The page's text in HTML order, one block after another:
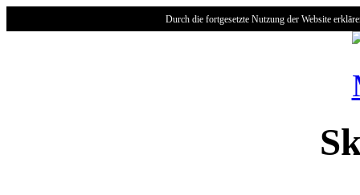
Durch die fortgesetzte Nutzung der Website